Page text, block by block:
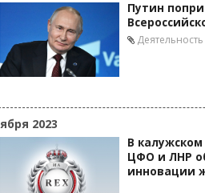
Путин
2023
В
ЦФО и ЛНР
инновации